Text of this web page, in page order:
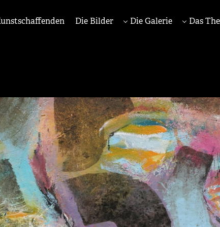
Die Bilder Die Galerie Das